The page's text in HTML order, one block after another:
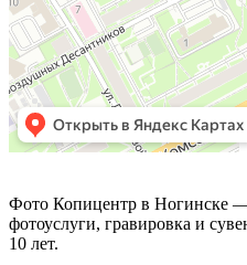
Фото Копицентр в Ногинске —
фотоуслуги, гравировка и
10 лет.